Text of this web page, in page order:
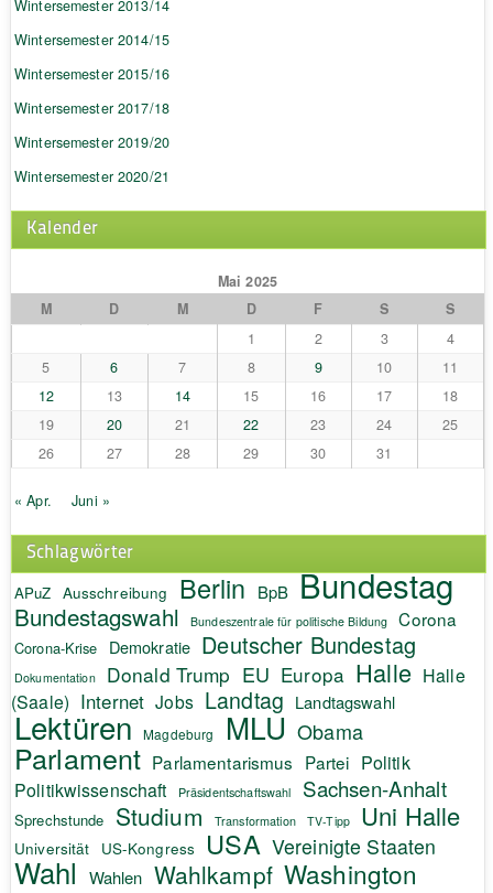
Wintersemester 2013/14
Wintersemester 2014/15
Wintersemester 2015/16
Wintersemester 2017/18
Wintersemester 2019/20
Wintersemester 2020/21
Kalender
Mai 2025
M
D M D F S
S
1
2 3
4
5
6 7 8 9 10
11
12
13 14 15 16 17
18
19
20 21 22 23 24
25
26
27 28 29 30 31
« Apr. Juni »
Schlagwörter
APuZ Ausschreibung Berlin BpB Bundestag
Bundestagswahl Bundeszentrale für politische Bildung Corona
Corona-Krise Demokratie Deutscher Bundestag
Dokumentation Donald Trump EU Europa Halle Halle
(Saale) Internet Jobs Landtag Landtagswahl
Lektüren Magdeburg MLU Obama
Parlament Parlamentarismus Partei Politik
Politikwissenschaft Präsidentschaftswahl Sachsen-Anhalt
Sprechstunde Studium Transformation TV-Tipp Uni Halle
Universität US-Kongress USA Vereinigte Staaten
Wahl Wahlen Wahlkampf Washington